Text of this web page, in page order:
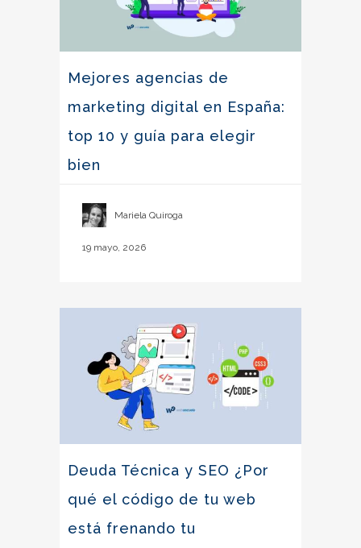
Mejores agencias de
marketing digital en España:
top 10 y guía para elegir
bien
Mariela Quiroga
19 mayo, 2026
Deuda Técnica y SEO ¿Por
qué el código de tu web
está frenando tu